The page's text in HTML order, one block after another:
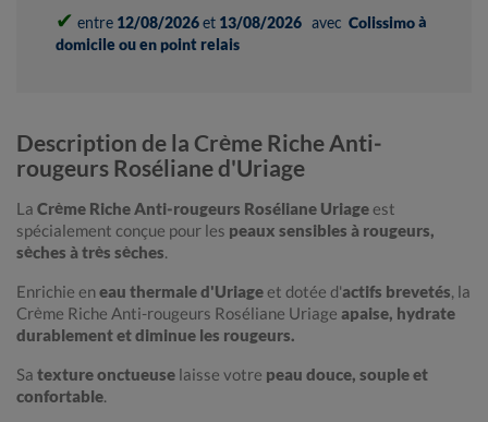
✔ entre 12/08/2026et 13/08/2026 avec Colissimo à
domicile ou en point relais
Description de la Crème Riche Anti-
rougeurs Roséliane d'Uriage
La Crème Riche Anti-rougeurs Roséliane Uriageest
spécialement conçue pour les peaux sensibles à rougeurs,
sèches à très sèches.
Enrichie eneau thermale d'Uriageet dotée d'actifs brevetés, la
Crème Riche Anti-rougeurs Roséliane Uriage apaise, hydrate
durablement et diminue les rougeurs.
Sa texture onctueuse laisse votre peau douce, souple et
confortable.